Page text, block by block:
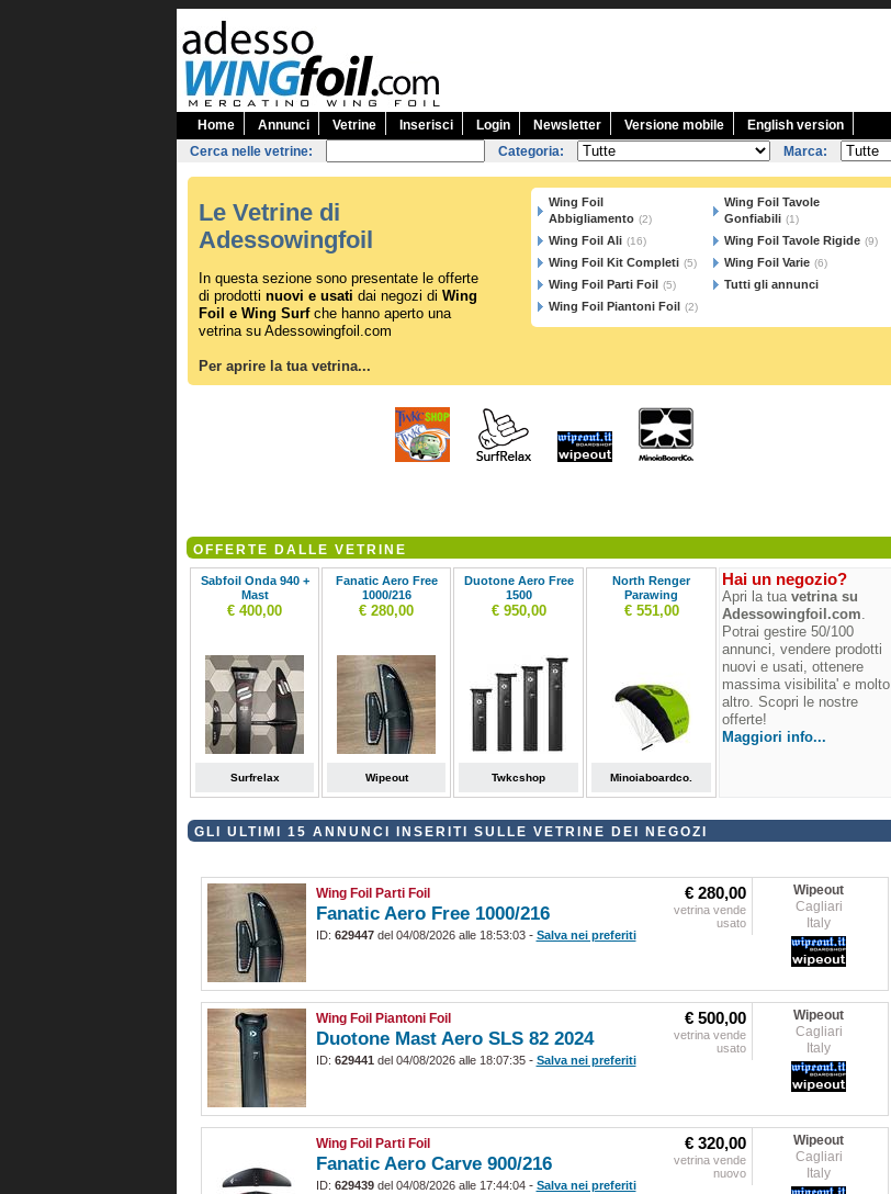
Home Annunci Vetrine Inserisci Login Newsletter Versione mobile
English version
Cerca nelle vetrine:
Categoria: Marca:
Le Vetrine di
Adessowingfoil
In questa sezione sono presentate le offerte
di prodotti nuovi e usati dai negozi di Wing
Foil e Wing Surfche hanno aperto una
vetrina su Adessowingfoil.com
Per aprire la tua vetrina...
Wing Foil
Abbigliamento (2)
Wing Foil Ali (16)
Wing Foil Kit Completi (5)
Wing Foil Parti Foil (5)
Wing Foil Piantoni Foil (2)
Wing Foil Tavole
Gonfiabili (1)
Wing Foil Tavole Rigide (9)
Wing Foil Varie (6)
Tutti gli annunci
OFFERTE DALLE VETRINE
Sabfoil Onda 940 +
Mast
€ 400,00
Surfrelax
Fanatic Aero Free
1000/216
€ 280,00
Wipeout
Duotone Aero Free
1500
€ 950,00
Twkcshop
North Renger
Parawing
€ 551,00
Minoiaboardco.
Hai un negozio?
Apri la tua vetrina su
Adessowingfoil.com.
Potrai gestire 50/100
annunci, vendere prodotti
nuovi e usati, ottenere
massima visibilita' e molto
altro. Scopri le nostre
offerte!
Maggiori info...
GLI ULTIMI 15 ANNUNCI INSERITI SULLE VETRINE DEI NEGOZI
Wing Foil Parti Foil
Fanatic Aero Free 1000/216
ID: 629447del 04/08/2026 alle 18:53:03- Salva nei preferiti
€ 280,00
vetrina vende
usato
Wipeout
Cagliari
Italy
Wing Foil Piantoni Foil
Duotone Mast Aero SLS 82 2024
ID: 629441 del 04/08/2026 alle 18:07:35- Salva nei preferiti
€ 500,00
vetrina vende
usato
Wipeout
Cagliari
Italy
Wing Foil Parti Foil
Fanatic Aero Carve 900/216
ID: 629439del 04/08/2026 alle 17:44:04- Salva nei preferiti
€ 320,00
vetrina vende
nuovo
Wipeout
Cagliari
Italy